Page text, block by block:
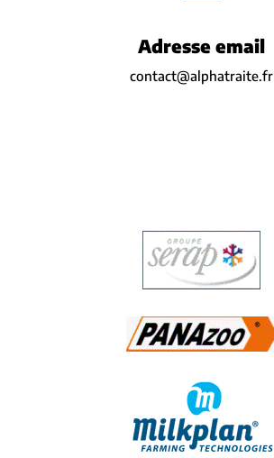
Adresse email
contact@alphatraite.fr